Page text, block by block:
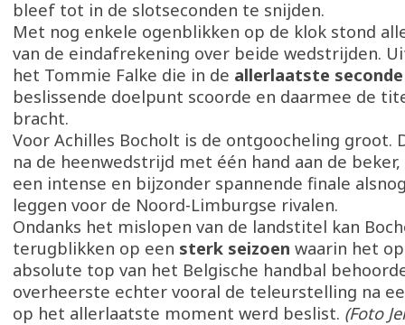
bleef tot in de slotseconden te snijden.
Met nog enkele ogenblikken op de klok stond
van de eindafrekening over beide wedstrijden.
het Tommie Falke die in de allerlaatste
beslissende doelpunt scoorde en daarmee de
bracht.
Voor Achilles Bocholt is de ontgoocheling groot.
na de heenwedstrijd met één hand aan de
een intense en bijzonder spannende finale
leggen voor de Noord-Limburgse rivalen.
Ondanks het mislopen van de landstitel kan
terugblikken op een sterk seizoen waarin het
absolute top van het Belgische handbal
overheerste echter vooral de teleurstelling na
op het allerlaatste moment werd beslist. (Foto